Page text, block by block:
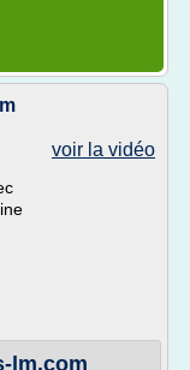
voir la vidéo
lm.com